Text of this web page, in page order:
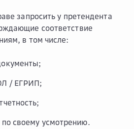
запросить у претендента
соответствие
в том числе:
/ ЕГРИП;
своему усмотрению.